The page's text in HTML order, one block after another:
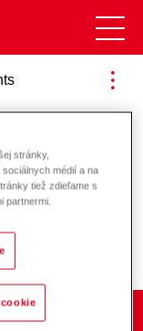
a životné
stránky,
médií a na
tiež zdieľame s
partnermi.